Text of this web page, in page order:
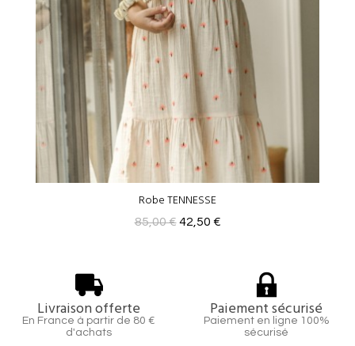
Robe TENNESSE
85,00 € 42,50 €
Livraison offerte
En France à partir de 80 €
d'achats
Paiement sécurisé
Paiement en ligne 100%
sécurisé